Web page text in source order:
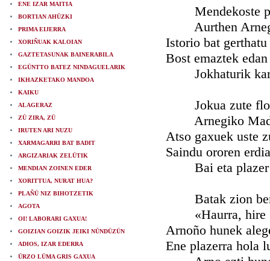
ENE IZAR MAITIA
BORTIAN AHÜZKI
PRIMA EIJERRA
XORIÑUAK KALOIAN
GAZTETASUNAK BAINERABILA
EGÜNTTO BATEZ NINDAGUELARIK
IKHAZKETAKO MANDOA
KAIKU
ALAGERAZ
ZÜ ZIRA, ZÜ
IRUTEN ARI NUZU
XARMAGARRI BAT BADIT
ARGIZARIAK ZELÜTIK
MENDIAN ZOINEN EDER
XORITTUA, NURAT HUA?
PLAÑÜ NIZ BIHOTZETIK
AGOTA
OI! LABORARI GAXUA!
GOIZIAN GOIZIK JEIKI NÜNDÜZÜN
ADIOS, IZAR EDERRA
ÜRZO LÜMA GRIS GAXUA
Mendekoste
Aurthen
Istorio bat
Bost emaztek
Jokhaturik
Jokua zute
Arnegiko
Atso gaxuek uste
Saindu ororen
Bai eta plazer
Batak zion
«Haurra, hire
Arnoño hunek
Ene plazerra hola